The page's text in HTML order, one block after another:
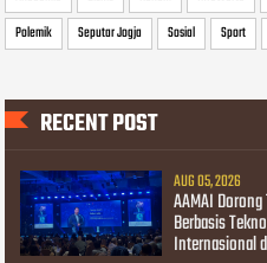
Polemik
Seputar Jogja Sosial Sport
RECENT POST
AUG 05, 2026
AAMAI
Berbasis
Internasional